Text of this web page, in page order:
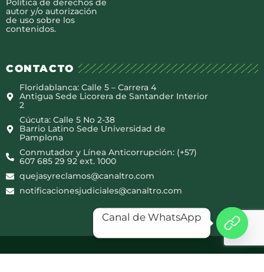
Política de derechos de
autor y/o autorización
de uso sobre los
contenidos.
CONTACTO
Floridablanca: Calle 5 – Carrera 4
Antigua Sede Licorera de Santander Interior
2
Cúcuta: Calle 5 No 2-38
Barrio Latino Sede Universidad de
Pamplona
Conmutador y Línea Anticorrupción: (+57)
607 685 29 92 ext. 1000
quejasyreclamos@canaltro.com
notificacionesjudiciales@canaltro.com
Canal de WhatsApp